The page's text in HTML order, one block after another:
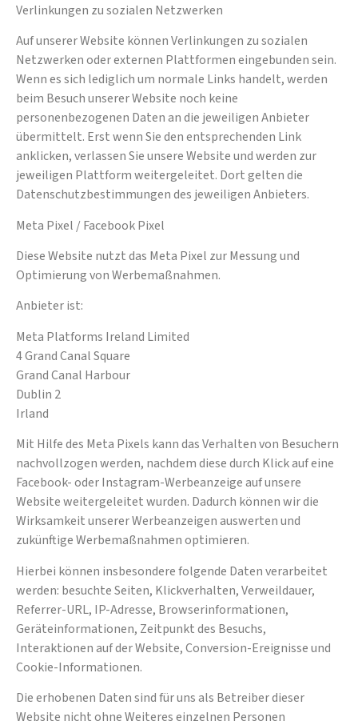
Verlinkungen zu sozialen Netzwerken
Auf unserer Website können Verlinkungen zu sozialen
Netzwerken oder externen Plattformen eingebunden sein.
Wenn es sich lediglich um normale Links handelt, werden
beim Besuch unserer Website noch keine
personenbezogenen Daten an die jeweiligen Anbieter
übermittelt. Erst wenn Sie den entsprechenden Link
anklicken, verlassen Sie unsere Website und werden zur
jeweiligen Plattform weitergeleitet. Dort gelten die
Datenschutzbestimmungen des jeweiligen Anbieters.
Meta Pixel / Facebook Pixel
Diese Website nutzt das Meta Pixel zur Messung und
Optimierung von Werbemaßnahmen.
Anbieter ist:
Meta Platforms Ireland Limited
4 Grand Canal Square
Grand Canal Harbour
Dublin 2
Irland
Mit Hilfe des Meta Pixels kann das Verhalten von Besuchern
nachvollzogen werden, nachdem diese durch Klick auf eine
Facebook- oder Instagram-Werbeanzeige auf unsere
Website weitergeleitet wurden. Dadurch können wir die
Wirksamkeit unserer Werbeanzeigen auswerten und
zukünftige Werbemaßnahmen optimieren.
Hierbei können insbesondere folgende Daten verarbeitet
werden: besuchte Seiten, Klickverhalten, Verweildauer,
Referrer-URL, IP-Adresse, Browserinformationen,
Geräteinformationen, Zeitpunkt des Besuchs,
Interaktionen auf der Website, Conversion-Ereignisse und
Cookie-Informationen.
Die erhobenen Daten sind für uns als Betreiber dieser
Website nicht ohne Weiteres einzelnen Personen